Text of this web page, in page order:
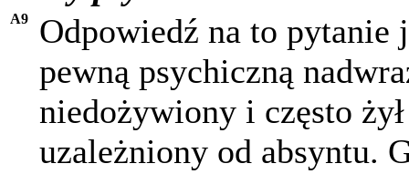
A9
Odpowiedź na to pytanie
pewną psychiczną
niedożywiony i często
uzależniony od absyntu.